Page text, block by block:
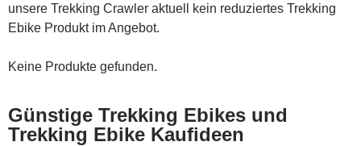
unsere Trekking Crawler aktuell kein reduziertes Trekking
Ebike Produkt im Angebot.
Keine Produkte gefunden.
Günstige Trekking Ebikes und
Trekking Ebike Kaufideen